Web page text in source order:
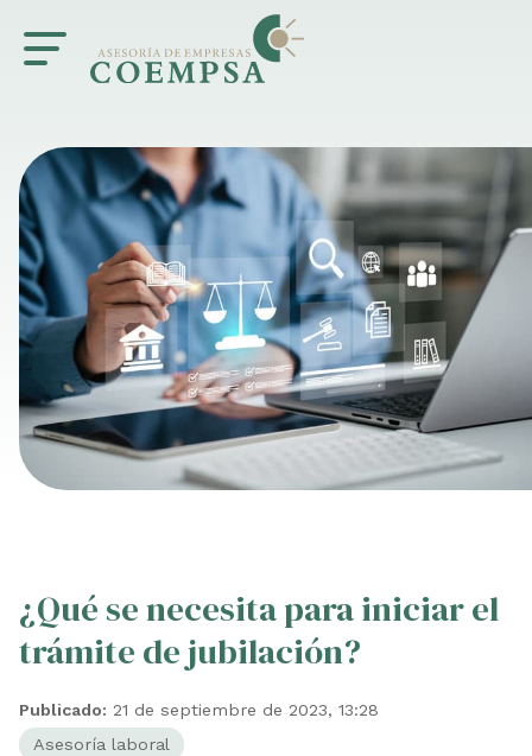
¿Qué se necesita para iniciar el
trámite de jubilación?
Publicado: 21 de septiembre de 2023, 13:28
Asesoría laboral